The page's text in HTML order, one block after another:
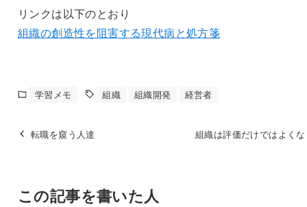
リンクは以下のとおり
組織の創造性を阻害する現代病と処方箋
学習メモ 組織 組織開発 経営者
転職を窺う人達 組織は評価だけではよく
この記事を書いた人